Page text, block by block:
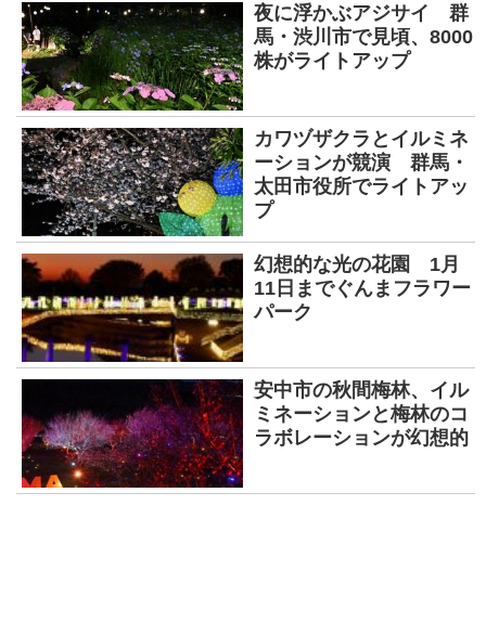
夜に浮かぶアジサイ 群
馬・渋川市で見頃、8000
株がライトアップ
カワヅザクラとイルミネ
ーションが競演 群馬・
太田市役所でライトアッ
プ
幻想的な光の花園 1月
11日までぐんまフラワー
パーク
安中市の秋間梅林、イル
ミネーションと梅林のコ
ラボレーションが幻想的